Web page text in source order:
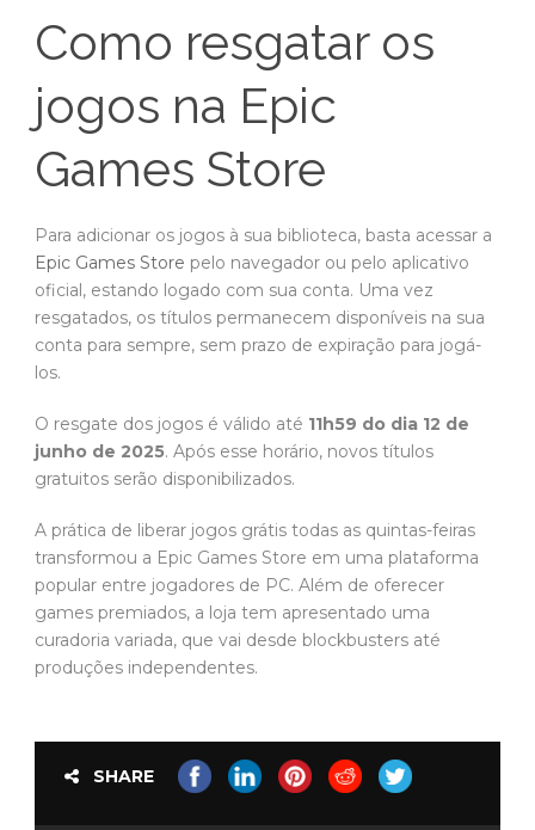
Como resgatar os
jogos na Epic
Games Store
Para adicionar os jogos à sua biblioteca, basta acessar a
Epic Games Store pelo navegador ou pelo aplicativo
oficial, estando logado com sua conta. Uma vez
resgatados, os títulos permanecem disponíveis na sua
conta para sempre, sem prazo de expiração para jogá-
los.
O resgate dos jogos é válido até 11h59 do dia 12 de
junho de 2025. Após esse horário, novos títulos
gratuitos serão disponibilizados.
A prática de liberar jogos grátis todas as quintas-feiras
transformou a Epic Games Store em uma plataforma
popular entre jogadores de PC. Além de oferecer
games premiados, a loja tem apresentado uma
curadoria variada, que vai desde blockbusters até
produções independentes.
SHARE